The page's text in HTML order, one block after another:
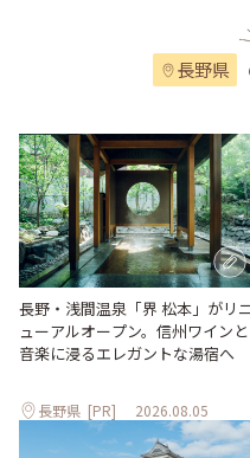
長野県
長野・浅間温泉「界 松本」がリ
ューアルオープン。信州ワインと
音楽に浸るエレガントな湯宿へ
長野県 [PR] 2026.08.05